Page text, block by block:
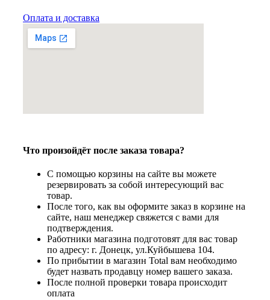
Оплата и доставка
Что произойдёт после заказа товара?
С помощью корзины на сайте вы можете
резервировать за собой интересующий вас
товар.
После того, как вы оформите заказ в корзине на
сайте, наш менеджер свяжется с вами для
подтверждения.
Работники магазина подготовят для вас товар
по адресу: г. Донецк, ул.Куйбышева 104.
По прибытии в магазин Total вам необходимо
будет назвать продавцу номер вашего заказа.
После полной проверки товара происходит
оплата